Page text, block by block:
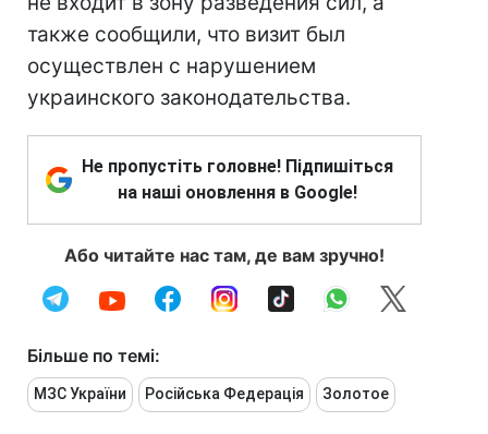
также сообщили, что визит был
осуществлен с нарушением
украинского законодательства.
Не пропустіть головне! Підпишіться
на наші оновлення в Google!
Або читайте нас там, де вам зручно!
Більше по темі:
МЗС України Російська Федерація Золотое